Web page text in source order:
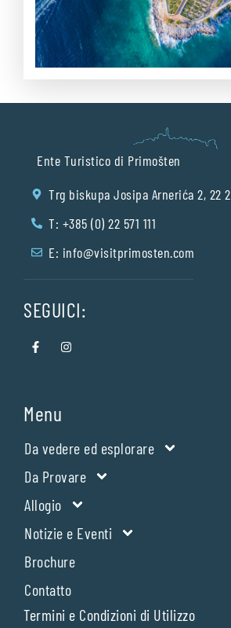
Ente Turistico di Primošten
Trg biskupa Josipa Arnerića 2, 22
T: +385 (0) 22 571 111
E: info@visitprimosten.com
SEGUICI:
Menu
Da vedere ed esplorare
Da Provare
Allogio
Notizie e Eventi
Brochure
Contatto
Termini e Condizioni di Utilizzo